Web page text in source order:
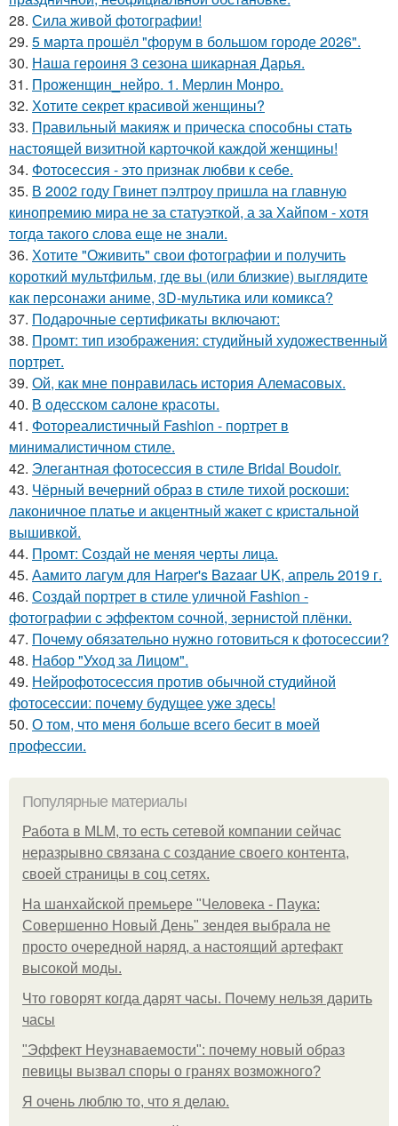
28. Сила живой фотографии!
29. 5 марта прошёл "форум в большом городе 2026".
30. Наша героиня 3 сезона шикарная Дарья.
31. Проженщин_нейро. 1. Мерлин Монро.
32. Хотите секрет красивой женщины?
33. Правильный макияж и прическа способны стать
настоящей визитной карточкой каждой женщины!
34. Фотосессия - это признак любви к себе.
35. В 2002 году Гвинет пэлтроу пришла на главную
кинопремию мира не за статуэткой, а за Хайпом - хотя
тогда такого слова еще не знали.
36. Хотите "Оживить" свои фотографии и получить
короткий мультфильм, где вы (или близкие) выглядите
как персонажи аниме, 3D-мультика или комикса?
37. Подарочные сертификаты включают:
38. Промт: тип изображения: студийный художественный
портрет.
39. Ой, как мне понравилась история Алемасовых.
40. В одесском салоне красоты.
41. Фотореалистичный Fashion - портрет в
минималистичном стиле.
42. Элегантная фотосессия в стиле Bridal Boudoir.
43. Чёрный вечерний образ в стиле тихой роскоши:
лаконичное платье и акцентный жакет с кристальной
вышивкой.
44. Промт: Создай не меняя черты лица.
45. Аамито лагум для Harper's Bazaar UK, апрель 2019 г.
46. Создай портрет в стиле уличной Fashion -
фотографии с эффектом сочной, зернистой плёнки.
47. Почему обязательно нужно готовиться к фотосессии?
48. Набор "Уход за Лицом".
49. Нейрофотосессия против обычной студийной
фотосессии: почему будущее уже здесь!
50. О том, что меня больше всего бесит в моей
профессии.
Популярные материалы
Работа в MLM, то есть сетевой компании сейчас
неразрывно связана с создание своего контента,
своей страницы в соц сетях.
На шанхайской премьере "Человека - Паука:
Совершенно Новый День" зендея выбрала не
просто очередной наряд, а настоящий артефакт
высокой моды.
Что говорят когда дарят часы. Почему нельзя дарить
часы
"Эффект Неузнаваемости": почему новый образ
певицы вызвал споры о гранях возможного?
Я очень люблю то, что я делаю.